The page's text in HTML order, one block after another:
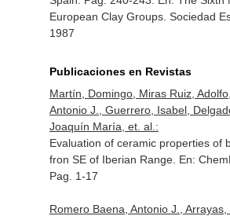
European Clay Groups. Sociedad
1987
Publicaciones en Revistas
Martín, Domingo, Miras Ruiz,
Antonio J., Guerrero, Isabel,
Joaquín María, et. al.:
Evaluation of ceramic properties of
fron SE of Iberian Range. En:
Pag. 1-17
Romero Baena, Antonio J.,